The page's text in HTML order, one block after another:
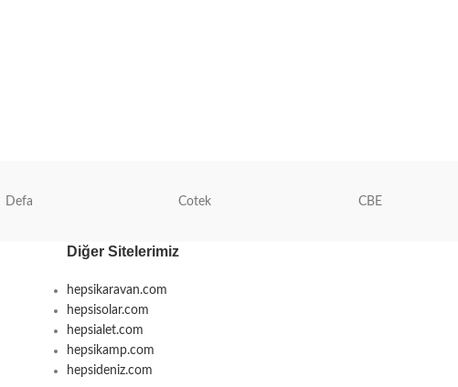
Defa Cotek CBE
Diğer Sitelerimiz
hepsikaravan.com
hepsisolar.com
hepsialet.com
hepsikamp.com
hepsideniz.com